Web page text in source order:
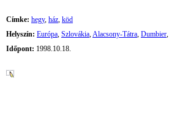
Címke: hegy, ház, köd
Helyszín: Európa, Szlovákia,Alacsony-Tátra, Dumbier,
Időpont: 1998.10.18.